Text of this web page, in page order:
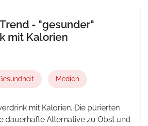
- "gesunder"
mit Kalorien
Medien
mit Kalorien. Die pürierten
dauerhafte Alternative zu Obst und